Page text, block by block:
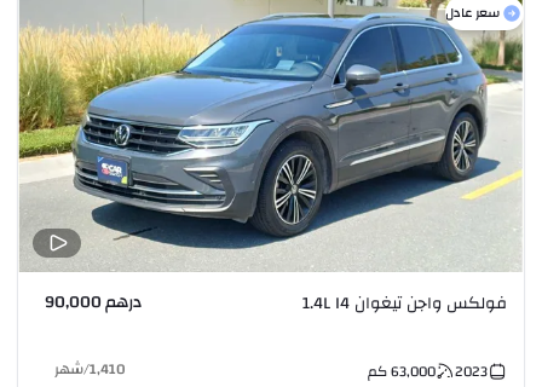
سعر عادل
فولكس واجن تيغوان 1.4L I4 درهم 90,000
2023
63,000كم 1,410
/شهر